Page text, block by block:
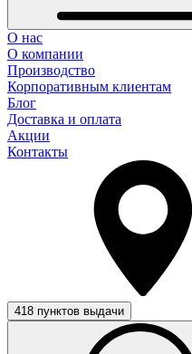
О нас
О компании
Производство
Корпоративным клиентам
Блог
Доставка и оплата
Акции
Контакты
418 пунктов выдачи